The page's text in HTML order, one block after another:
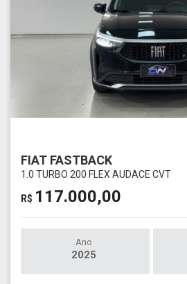
FIAT FASTBACK
1.0 TURBO 200 FLEX AUDACE CVT
R$ 117.000,00
Ano
2025